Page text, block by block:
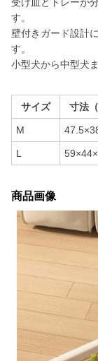
す。
壁付きガード設計
す。
小型犬から中型犬
サイズ 寸法
M
L
商品画像